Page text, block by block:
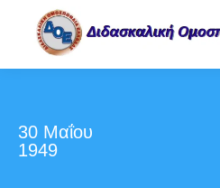
30 Μαΐου
1949